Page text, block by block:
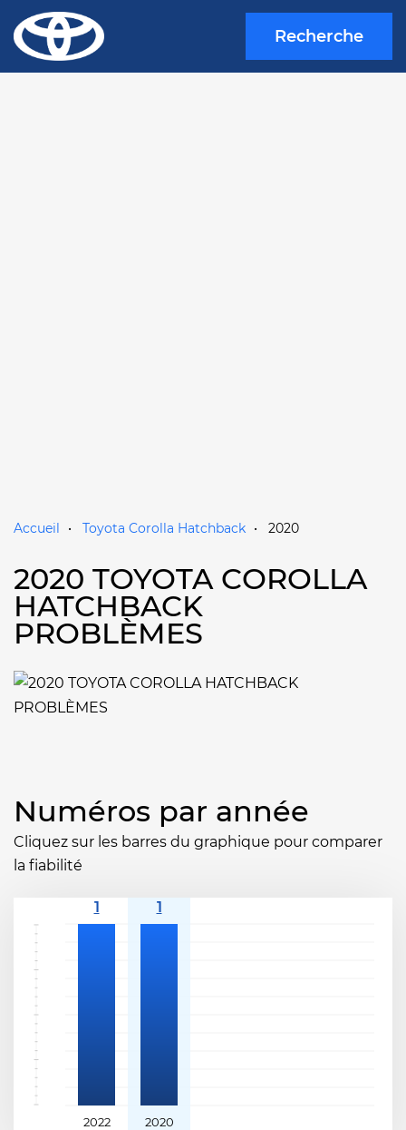
Recherche
Accueil Toyota Corolla Hatchback 2020
2020 TOYOTA COROLLA
HATCHBACK
PROBLÈMES
Numéros par année
Cliquez sur les barres du graphique pour comparer
la fiabilité
2022 2020